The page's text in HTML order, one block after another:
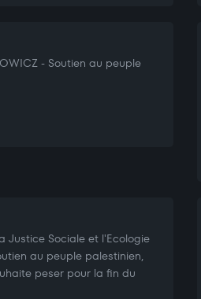
- Soutien au peuple
Justice Sociale et l'Ecologie
au peuple palestinien,
peser pour la fin du